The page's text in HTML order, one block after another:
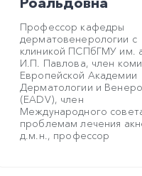
Профессор кафедры
дерматовенерологии с
клиникой ПСПбГМУ им.
И.П. Павлова, член
Европейской Академии
Дерматологии и
(EADV), член
Международного
проблемам лечения
д.м.н., профессор